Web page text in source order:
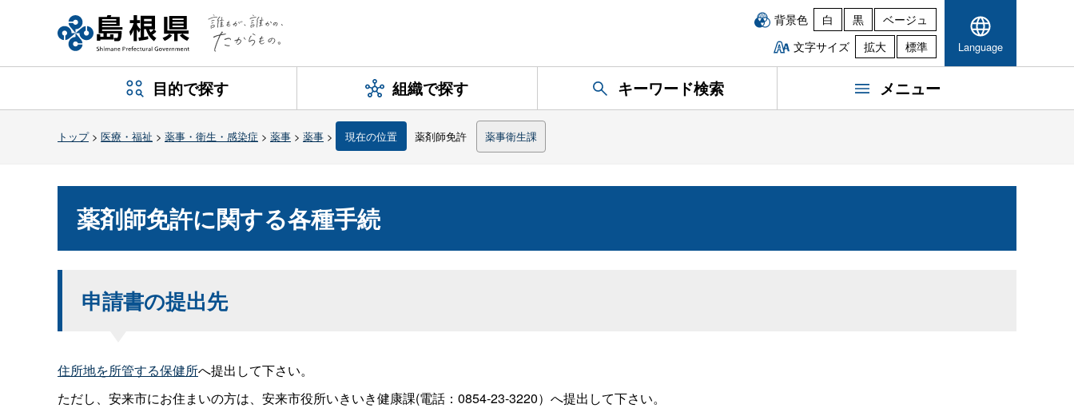
背景色 白 黒
ベージュ
文字サイズ
拡大 標準 Language
目的で探す 組織で探す キーワード検索 メニュー
トップ> 医療・福祉 > 薬事・衛生・感染症 > 薬事 > 薬事 > 現在の位置 薬剤師免許 薬事衛生課
薬剤師免許に関する各種手続
申請書の提出先
住所地を所管する保健所へ提出して下さい。
ただし、安来市にお住まいの方は、安来市役所いきいき健康課(電話：0854-23-3220）へ提出して下さい。